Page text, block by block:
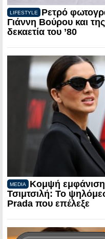
LIFESTYLE
Ρετρό
Γιάννη Βούρου και
δεκαετία του ’80
MEDIA
Κομψή εμφάνιση
Τσιμτσιλή: Το
Prada που επέλεξε